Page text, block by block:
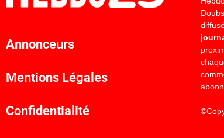
Annonceurs
Mentions Légales
Confidentialité